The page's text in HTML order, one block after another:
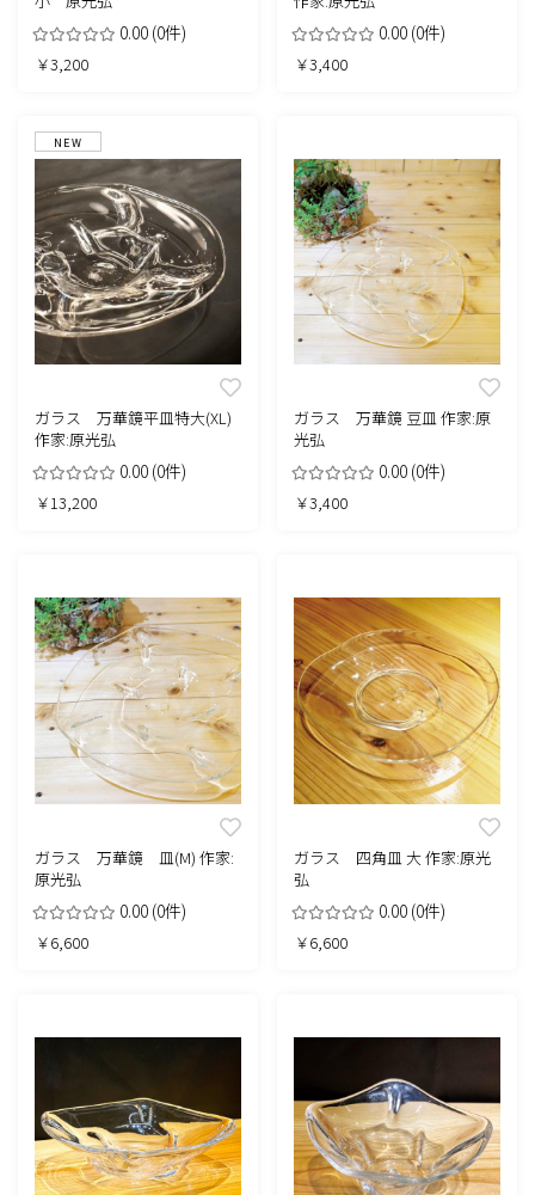
0.00 (0件)
￥3,200
0.00 (0件)
￥3,400
NEW
ガラス 万華鏡平皿特大(XL)
作家:原光弘
0.00 (0件)
￥13,200
ガラス 万華鏡 豆皿 作家:原
光弘
0.00 (0件)
￥3,400
ガラス 万華鏡 皿(M) 作家:
原光弘
0.00 (0件)
￥6,600
ガラス 四角皿 大 作家:原光
弘
0.00 (0件)
￥6,600